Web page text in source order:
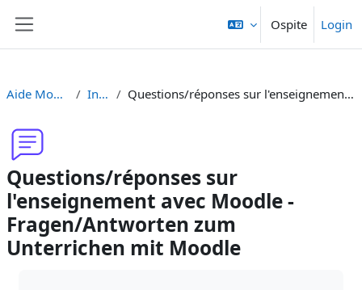
Ospite Login
Aide Moodle - Moodle Hilfe Introduzione Questions/réponses sur l'enseignement avec Moodle - Fragen/Antworten zum Unterrichen mit Moodle
Questions/réponses sur
l'enseignement avec Moodle -
Fragen/Antworten zum
Unterrichen mit Moodle